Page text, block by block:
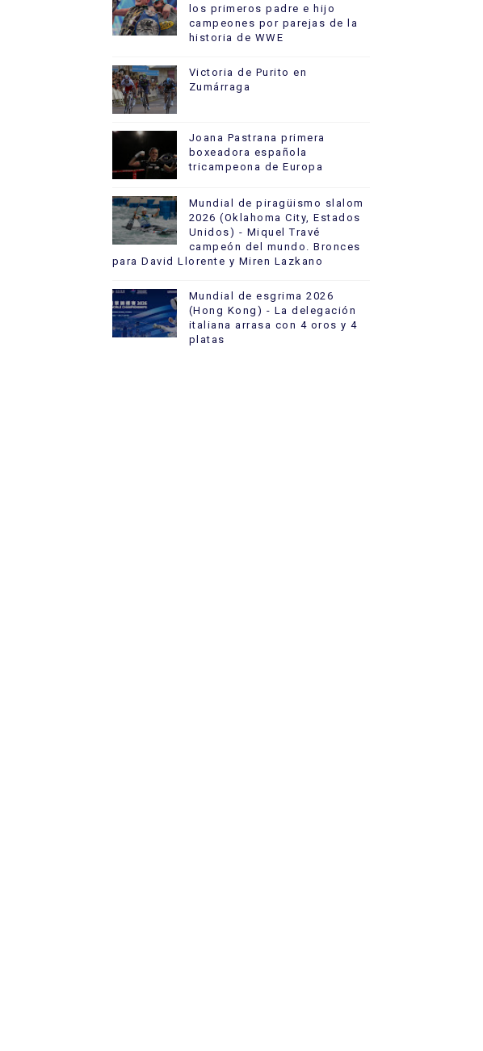
los primeros padre e hijo
campeones por parejas de la
historia de WWE
Victoria de Purito en
Zumárraga
Joana Pastrana primera
boxeadora española
tricampeona de Europa
Mundial de piragüismo slalom
2026 (Oklahoma City, Estados
Unidos) - Miquel Travé
campeón del mundo. Bronces
para David Llorente y Miren Lazkano
Mundial de esgrima 2026
(Hong Kong) - La delegación
italiana arrasa con 4 oros y 4
platas